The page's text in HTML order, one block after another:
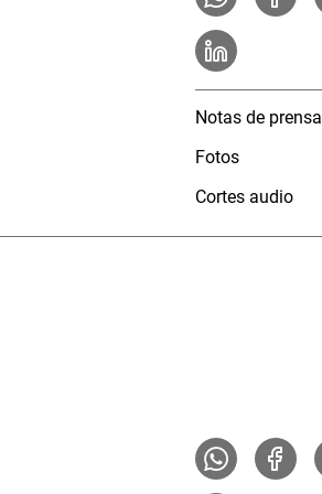
Notas de prensa
Fotos
Cortes audio